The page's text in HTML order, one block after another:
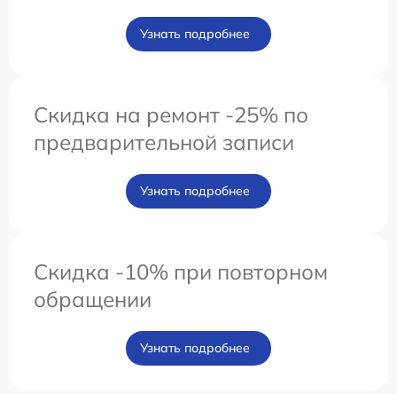
Узнать подробнее
Скидка на ремонт -25% по
предварительной записи
Узнать подробнее
Скидка -10% при повторном
обращении
Узнать подробнее